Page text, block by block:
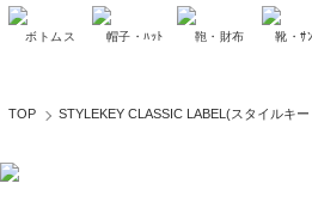
ボトムス 帽子・ﾊｯﾄ 鞄・財布 靴・ｻ
TOP STYLEKEY CLASSIC LABEL(スタイルキ